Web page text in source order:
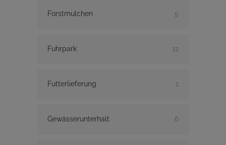
Forstmulchen 5
Fuhrpark 12
Futterlieferung 1
Gewässerunterhalt 6